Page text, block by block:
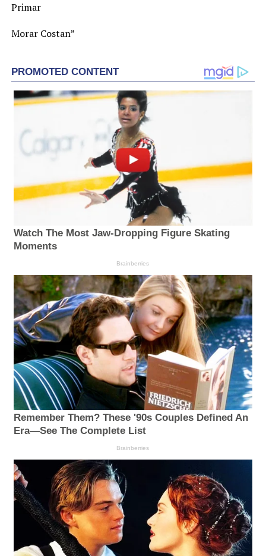
Primar
Morar Costan”